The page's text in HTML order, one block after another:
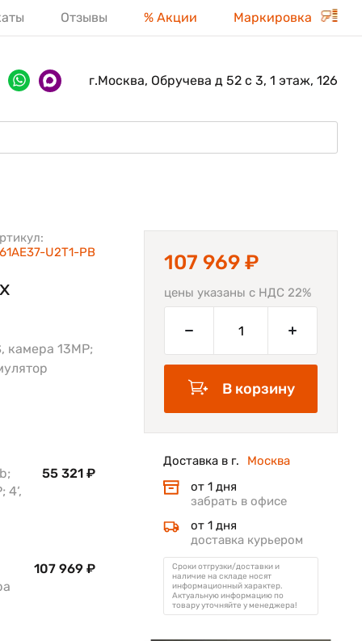
Отзывы % Акции Маркировка
г.Москва, Обручева д 52 с 3, 1 этаж, 126
U2T1-PB
камера 13MP;
4‘,
55 321 ₽
107 969 ₽
107 969 ₽
цены указаны с НДС 22%
В корзину
Доставка в г.
Москва
от 1 дня
забрать в офисе
от 1 дня
доставка курьером
Сроки отгрузки/доставки и
наличие на складе носят
информационный характер.
Актуальную информацию по
товару уточняйте у менеджера!